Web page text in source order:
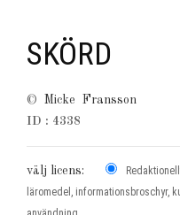
SKÖRD
©
Micke Fransson
ID : 4338
välj licens:
läromedel, informationsbroschyr,